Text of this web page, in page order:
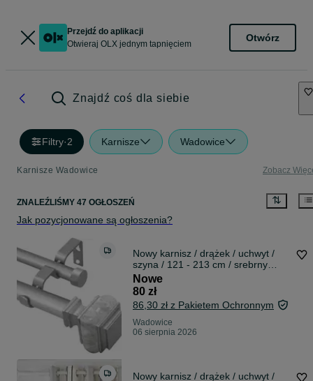
Przejdź do aplikacji
Otwieraj OLX jednym tapnięciem
Otwórz
Znajdź coś dla siebie
Filtry·2 Karnisze Wadowice
Karnisze Wadowice Zobacz
ZNALEŹLIŚMY 47 OGŁOSZEŃ
Jak pozycjonowane są ogłoszenia?
Nowy karnisz / drążek / uchwyt /
szyna / 121 - 213 cm / srebrny
!9136!
Nowe
80 zł
86,30 zł z Pakietem Ochronnym
Wadowice
06 sierpnia 2026
Nowy karnisz / drążek / uchwyt /